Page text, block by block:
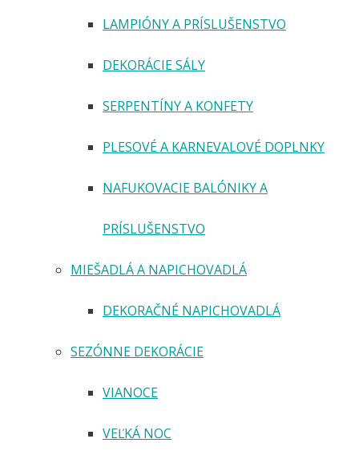
LAMPIÓNY A PRÍSLUŠENSTVO
DEKORÁCIE SÁLY
SERPENTÍNY A KONFETY
PLESOVÉ A KARNEVALOVÉ DOPLNKY
NAFUKOVACIE BALÓNIKY A
PRÍSLUŠENSTVO
MIEŠADLÁ A NAPICHOVADLÁ
DEKORAČNÉ NAPICHOVADLÁ
SEZÓNNE DEKORÁCIE
VIANOCE
VEĽKÁ NOC